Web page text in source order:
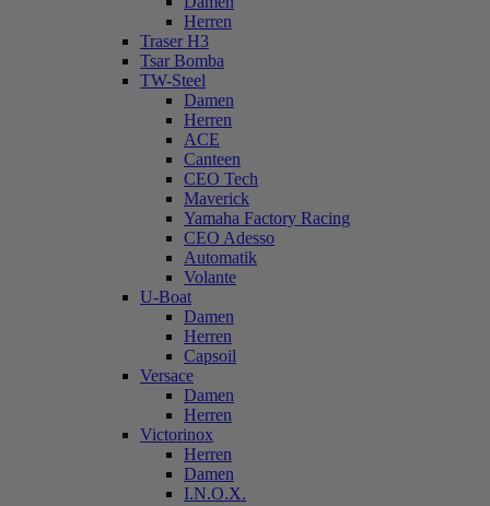
Herren
Traser H3
Tsar Bomba
TW-Steel
Damen
Herren
ACE
Canteen
CEO Tech
Maverick
Yamaha Factory Racing
CEO Adesso
Automatik
Volante
U-Boat
Damen
Herren
Capsoil
Versace
Damen
Herren
Victorinox
Herren
Damen
I.N.O.X.